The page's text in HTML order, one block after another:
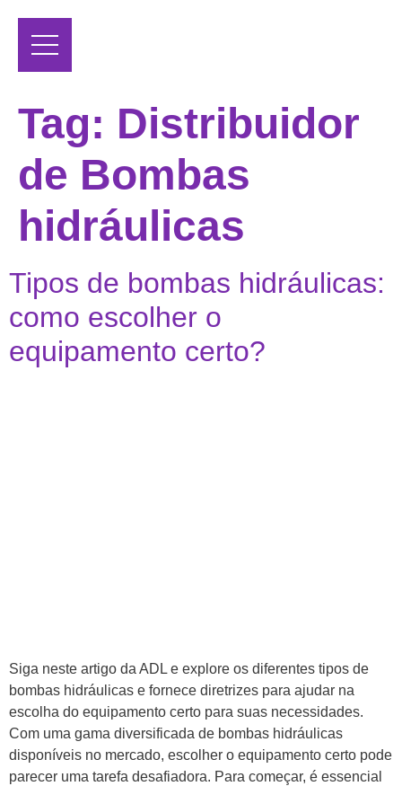
Tag: Distribuidor
de Bombas
hidráulicas
Tipos de bombas hidráulicas:
como escolher o
equipamento certo?
Siga neste artigo da ADL e explore os diferentes tipos de
bombas hidráulicas e fornece diretrizes para ajudar na
escolha do equipamento certo para suas necessidades.
Com uma gama diversificada de bombas hidráulicas
disponíveis no mercado, escolher o equipamento certo pode
parecer uma tarefa desafiadora. Para começar, é essencial